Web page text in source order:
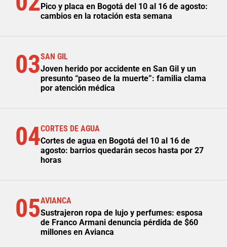
Pico y placa en Bogotá del 10 al 16 de agosto:
cambios en la rotación esta semana
03SAN GIL
Joven herido por accidente en San Gil y un
presunto “paseo de la muerte”: familia clama
por atención médica
04CORTES DE AGUA
Cortes de agua en Bogotá del 10 al 16 de
agosto: barrios quedarán secos hasta por 27
horas
05AVIANCA
Sustrajeron ropa de lujo y perfumes: esposa
de Franco Armani denuncia pérdida de $60
millones en Avianca